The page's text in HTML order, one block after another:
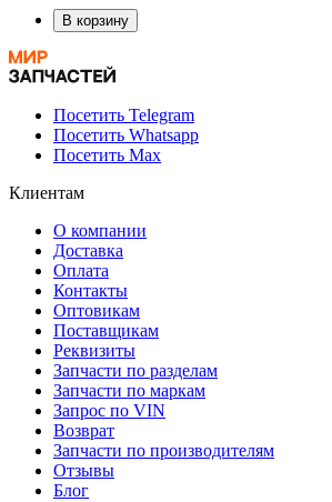
В корзину
Посетить Telegram
Посетить Whatsapp
Посетить Max
Клиентам
О компании
Доставка
Оплата
Контакты
Оптовикам
Поставщикам
Реквизиты
Запчасти по разделам
Запчасти по маркам
Запрос по VIN
Возврат
Запчасти по производителям
Отзывы
Блог